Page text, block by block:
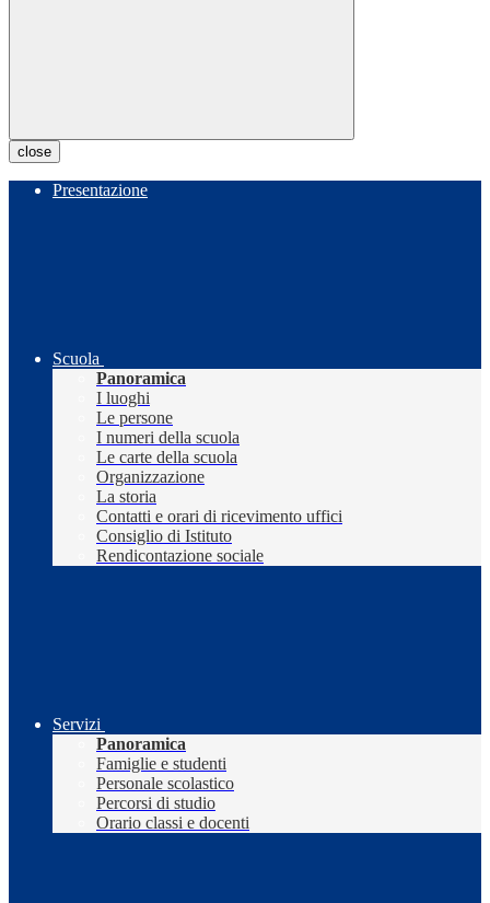
close
Presentazione
Scuola
Panoramica
I luoghi
Le persone
I numeri della scuola
Le carte della scuola
Organizzazione
La storia
Contatti e orari di ricevimento uffici
Consiglio di Istituto
Rendicontazione sociale
Servizi
Panoramica
Famiglie e studenti
Personale scolastico
Percorsi di studio
Orario classi e docenti